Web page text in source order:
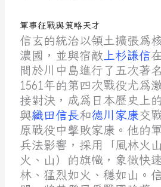
軍事征戰與策略天才
信玄的統治以領土擴張為
濃國，並與宿敵上杉謙信
間於川中島進行了五次著
1561年的第四次戰役尤為
接對決，成為日本歷史上
與織田信長和德川家康交
原戰役中擊敗家康。他的
兵法影響，採用「風林火
火、山）的旗幟，象徵快
林、猛烈如火、穩如山。